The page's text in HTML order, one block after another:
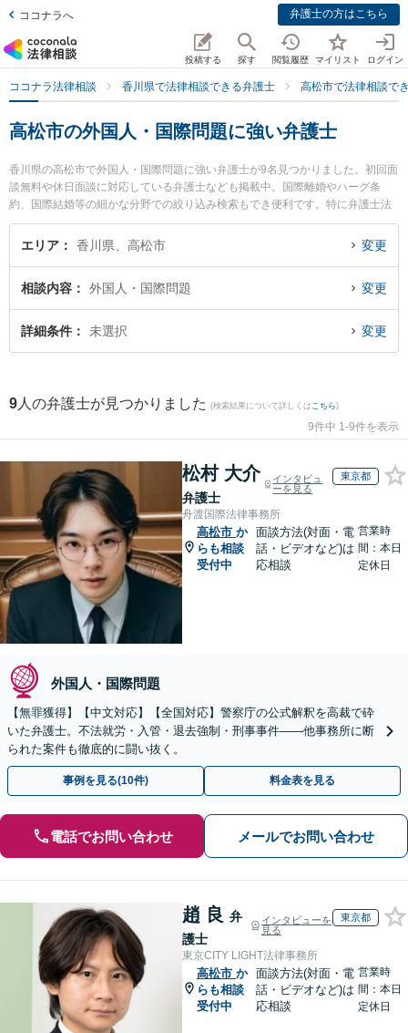
ココナラへ 弁護士の方はこちら
投稿する 探す 閲覧履歴 マイリスト ログイン
ココナラ法律相談 香川県で法律相談できる弁護士 高松市で法律相談で
高松市の外国人・国際問題に強い弁護士
香川県の高松市で外国人・国際問題に強い弁護士が9名見つかりました。初回面
談無料や休日面談に対応している弁護士なども掲載中。国際離婚やハーグ条
約、国際結婚等の細かな分野での絞り込み検索もでき便利です。特に弁護士法
人山本・坪井綜合法律事務所 高松オフィスの園田 桃大弁護士や東京スタートア
ップ法律事務所 高松支店の三浦 恵太弁護士、いろは法律事務所の吉田 明央弁
談したい』『外国人・国際問題のトラブル解決の実績豊富な近くの弁護士を検
索したい』『初回相談無料で外国人・国際問題を法律相談できる高松市内の弁
護士に相談予約したい』などでお困りの相談者さんにおすすめです。
エリア 香川県、高松市 変更
相談内容 外国人・国際問題 変更
詳細条件 未選択 変更
9 人の弁護士が見つかりました (検索結果について詳しくは こちら)
9件中 1-9件を表示
松村 大介
弁護士
インタビュ
ーを見る
東京都
舟渡国際法律事務所
高松市 か
らも相談
受付中
面談方法(対面・電
話・ビデオなど)は
応相談
営業時
間：本日
定休日
外国人・国際問題
【無罪獲得】【中文対応】【全国対応】警察庁の公式解釈を高裁で砕
いた弁護士。不法就労・入管・退去強制・刑事事件——他事務所に断
られた案件も徹底的に闘い抜く。
事例を見る(10件) 料金表を見る
電話でお問い合わせ メールでお問い合わせ
趙 良 弁
護士
インタビューを
見る
東京都
東京CITY LIGHT法律事務所
高松市 か
らも相談
受付中
面談方法(対面・電
話・ビデオなど)は
応相談
営業時
間：本日
定休日